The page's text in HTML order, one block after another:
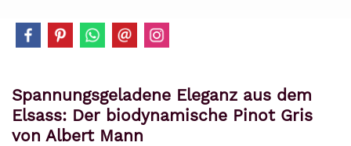
Spannungsgeladene Eleganz aus dem
Elsass: Der biodynamische Pinot Gris
von Albert Mann